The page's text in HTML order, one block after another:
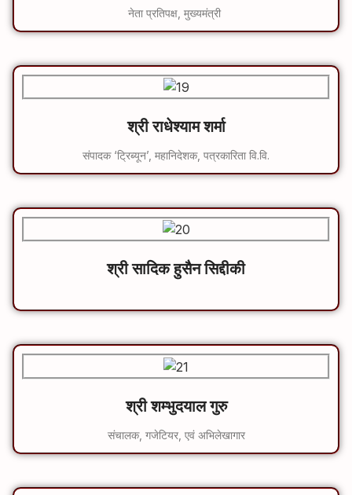
नेता प्रतिपक्ष, मुख्यमंत्री
श्री राधेश्याम शर्मा
संपादक ‘ट्रिब्यून’, महानिदेशक, पत्रकारिता वि.वि.
श्री सादिक हुसैन सिद्दीकी
श्री शम्भुदयाल गुरु
संचालक, गजेटियर, एवं अभिलेखागार